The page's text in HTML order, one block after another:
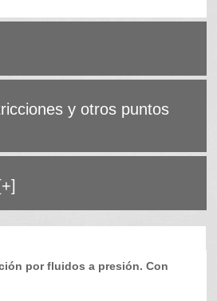
y otros puntos
por fluidos a presión. Con